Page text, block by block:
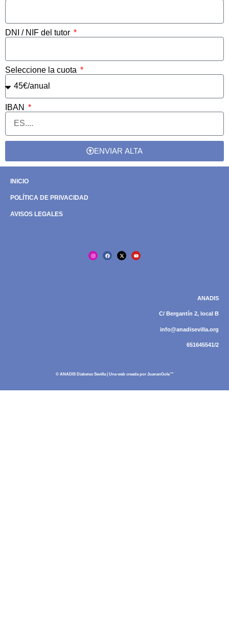
DNI / NIF del tutor
Seleccione la cuota
IBAN
ENVIAR ALTA
INICIO
POLÍTICA DE PRIVACIDAD
AVISOS LEGALES
ANADIS
C/ Bergantín 2, local B
info@anadisevilla.org
651645541/2
© ANADIS Diabetes Sevilla | Una web creada por JuananGole™